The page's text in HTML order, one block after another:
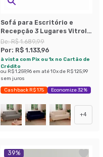
Sofá para Escritório e
Recepção 3 Lugares Vitrola
Revestimento Sintético
Café
De:R$ 1.689,99
Por: R$ 1.133,96
à vista com Pix ou 1x no Cartão de
Crédito
ou R$ 1.259,96 em até10x de R$ 125,99
sem juros
Cashback R$ 175 Economize 32%
+4
39%